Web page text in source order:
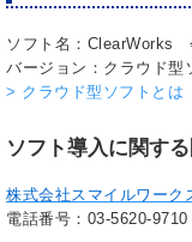
ソフト名：ClearWorks
バージョン：クラウド型
> クラウド型ソフトとは
ソフト導入に関す
株式会社スマイルワーク
電話番号：03-5620-9710